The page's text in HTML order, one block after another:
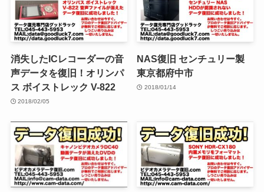
消失したICレコーダーの音
声データを復旧！オリンパ
ス ボイストレック V-822
2018/02/05
NAS復旧 センチュリー製
東京都府中市
2018/01/14